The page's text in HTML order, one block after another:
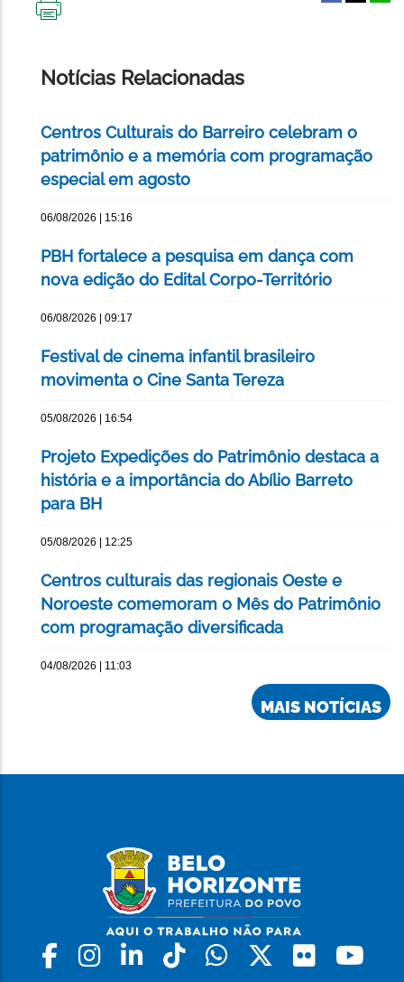
Notícias Relacionadas
Centros Culturais do Barreiro celebram o
patrimônio e a memória com programação
especial em agosto
06/08/2026 | 15:16
PBH fortalece a pesquisa em dança com
nova edição do Edital Corpo-Território
06/08/2026 | 09:17
Festival de cinema infantil brasileiro
movimenta o Cine Santa Tereza
05/08/2026 | 16:54
Projeto Expedições do Patrimônio destaca a
história e a importância do Abílio Barreto
para BH
05/08/2026 | 12:25
Centros culturais das regionais Oeste e
Noroeste comemoram o Mês do Patrimônio
com programação diversificada
04/08/2026 | 11:03
MAIS NOTÍCIAS
Facebook
Instagram
LinkedinTiktokWhatsapp
X Flickr